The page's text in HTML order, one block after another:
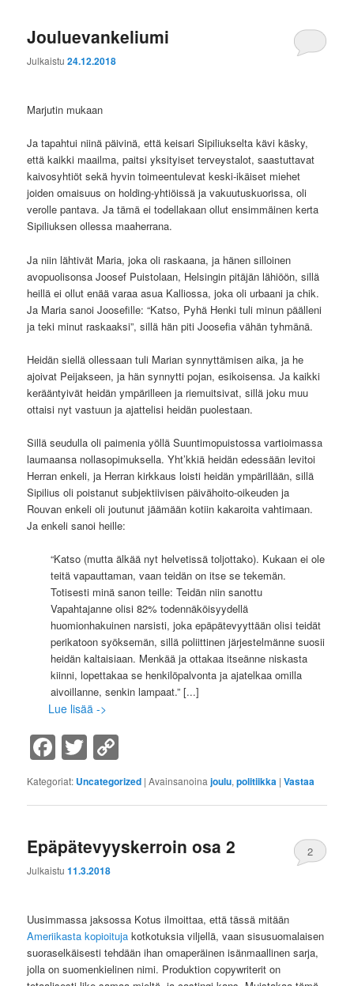
Jouluevankeliumi
Julkaistu24.12.2018
Marjutin mukaan
Ja tapahtui niinä päivinä, että keisari Sipiliukselta kävi käsky,
että kaikki maailma, paitsi yksityiset terveystalot, saastuttavat
kaivosyhtiöt sekä hyvin toimeentulevat keski-ikäiset miehet
joiden omaisuus on holding-yhtiöissä ja vakuutuskuorissa, oli
verolle pantava. Ja tämä ei todellakaan ollut ensimmäinen kerta
Sipiliuksen ollessa maaherrana.
Ja niin lähtivät Maria, joka oli raskaana, ja hänen silloinen
avopuolisonsa Joosef Puistolaan, Helsingin pitäjän lähiöön, sillä
heillä ei ollut enää varaa asua Kalliossa, joka oli urbaani ja chik.
Ja Maria sanoi Joosefille: “Katso, Pyhä Henki tuli minun päälleni
ja teki minut raskaaksi”, sillä hän piti Joosefia vähän tyhmänä.
Heidän siellä ollessaan tuli Marian synnyttämisen aika, ja he
ajoivat Peijakseen, ja hän synnytti pojan, esikoisensa. Ja kaikki
kerääntyivät heidän ympärilleen ja riemuitsivat, sillä joku muu
ottaisi nyt vastuun ja ajattelisi heidän puolestaan.
Sillä seudulla oli paimenia yöllä Suuntimopuistossa vartioimassa
laumaansa nollasopimuksella. Yht’kkiä heidän edessään levitoi
Herran enkeli, ja Herran kirkkaus loisti heidän ympärillään, sillä
Sipilius oli poistanut subjektiivisen päivähoito-oikeuden ja
Rouvan enkeli oli joutunut jäämään kotiin kakaroita vahtimaan.
Ja enkeli sanoi heille:
“Katso (mutta älkää nyt helvetissä toljottako). Kukaan ei ole
teitä vapauttaman, vaan teidän on itse se tekemän.
Totisesti minä sanon teille: Teidän niin sanottu
Vapahtajanne olisi 82% todennäköisyydellä
huomionhakuinen narsisti, joka epäpätevyyttään olisi teidät
perikatoon syöksemän, sillä poliittinen järjestelmänne suosii
heidän kaltaisiaan. Menkää ja ottakaa itseänne niskasta
kiinni, lopettakaa se henkilöpalvonta ja ajatelkaa omilla
aivoillanne, senkin lampaat.”[...]
Lue lisää ->
Facebook
Twitter
Link
Kategoriat: Uncategorized |Avainsanoina joulu,politiikka |Vastaa
Epäpätevyyskerroin osa 2
Julkaistu11.3.2018
2
Uusimmassa jaksossa Kotus ilmoittaa, että tässä mitään
Ameriikasta kopioituja kotkotuksia viljellä, vaan sisusuomalaisen
suoraselkäisesti tehdään ihan omaperäinen isänmaallinen sarja,
jolla on suomenkielinen nimi. Produktion copywriterit on